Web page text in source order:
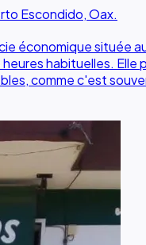
Escondido, Oax.
économique
habituelles.
comme c'est